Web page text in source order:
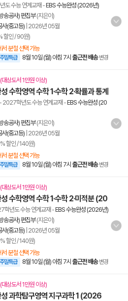
도 수능 연계교재 -EBS 수능완성 (2026년)
송공사) 편집부(지은이)
사(중고등) 2026년 05월
할인 / 90원)
분철 선택 가능
주말특급 8월 10일 (월) 아침 7시 출근전 배송 변경
상도서 1만원 이상)
수학영역 수학 1·수학 2·확률과 통계
- 2027학년도 수능 연계교재 -EBS 수능완성 (20
송공사) 편집부(지은이)
사(중고등) 2026년 05월
할인 / 140원)
분철 선택 가능
주말특급 8월 10일 (월) 아침 7시 출근전 배송 변경
상도서 1만원 이상)
수학영역 수학 1·수학 2·미적분 (20
학년도 수능 연계교재 -EBS 수능완성 (2026년)
송공사) 편집부(지은이)
사(중고등) 2026년 05월
할인 / 140원)
분철 선택 가능
주말특급 8월 10일 (월) 아침 7시 출근전 배송 변경
상도서 1만원 이상)
성 과학탐구영역 지구과학 1 (2026